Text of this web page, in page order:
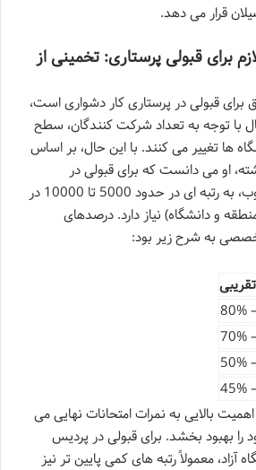
قرار می دهد.
برای قبولی پرستاری: تخمینی از
برای قبولی در پرستاری کار دشواری است،
با توجه به تعداد شرکت کنندگان، سطح
ها تغییر می کنند. با این حال، بر اساس
او می دانست که برای قبولی در
دانشگاه های دولتی خوب، به رتبه ای در حدود 5000 تا 10000 در
و دانشگاه) نیاز دارد. درصدهای
به شرح زیر بود:
بالایی به نمرات امتحانات نهایی می
را بهبود بخشد. برای قبولی در پردیس
آزاد، معمولاً رتبه های کمی پایین تر نیز